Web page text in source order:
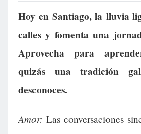
Hoy en Santiago, la lluvia
calles y fomenta una
Aprovecha para
quizás una tradición
desconoces.
Amor: Las conversaciones